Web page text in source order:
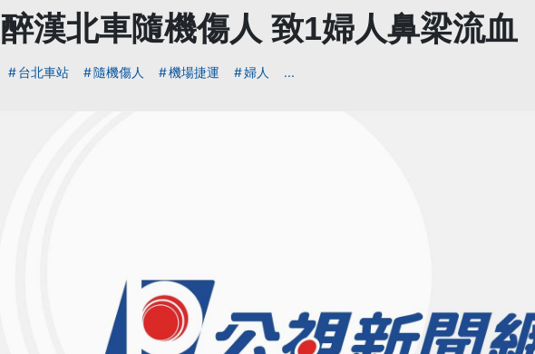
醉漢北車隨機傷人 致1婦人鼻梁流血
台北車站 隨機傷人 機場捷運 婦人 ...